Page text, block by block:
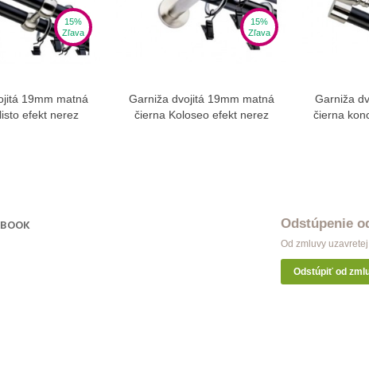
15%
Zľava
viac
19mm matná
efekt nerez
15%
Zľava
Zobraziť viac
Garniža dvojitá 19mm matná
čierna Koloseo efekt nerez
Garniža
čierna
Odstúpenie
Od zmluvy
Odstúpiť od